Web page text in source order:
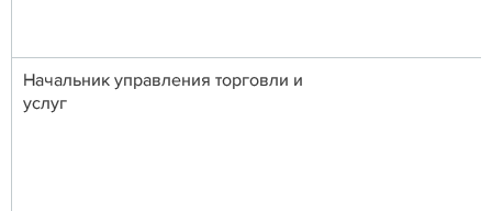
Начальник управления торговли и
услуг